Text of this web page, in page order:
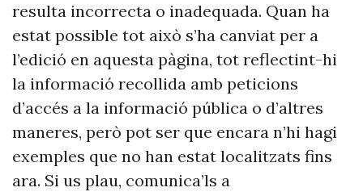
resulta incorrecta o inadequada. Quan ha
estat possible tot això s’ha canviat per a
l’edició en aquesta pàgina, tot reflectint-hi
la informació recollida amb peticions
d’accés a la informació pública o d’altres
maneres, però pot ser que encara n’hi hagi
exemples que no han estat localitzats fins
ara. Si us plau, comunica’ls a